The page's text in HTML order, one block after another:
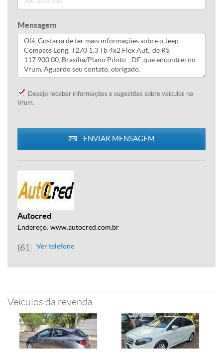
Mensagem
Desejo receber informações e sugestões sobre veículos no
Vrum.
ENVIAR MENSAGEM
Autocred
Endereço: www.autocred.com.br
(61) 9288-9231
Ver telefone
Veículos da revenda